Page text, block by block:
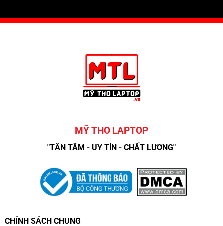
MỸ THO LAPTOP
"TẬN TÂM - UY TÍN - CHẤT LƯỢNG"
CHÍNH SÁCH CHUNG